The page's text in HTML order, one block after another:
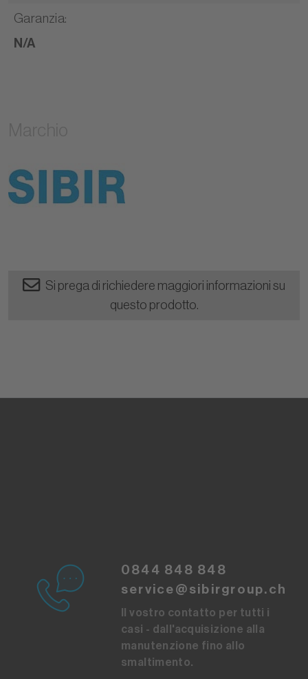
Garanzia:
N/A
Si prega di richiedere maggiori informazioni su
questo prodotto.
0844 848 848
service@sibirgroup.ch
Il vostro contatto per tutti i
casi - dall'acquisizione alla
manutenzione fino allo
smaltimento.